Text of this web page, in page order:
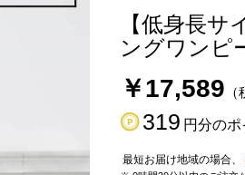
【低身長
ングワンピ
￥17,589 （
319 円分の
最短お届け地域の場合、